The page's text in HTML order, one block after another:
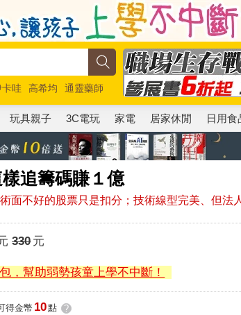
哇 高希均
通靈藥師
玩具親子 3C電玩 家電 居家休閒 日用食
追籌碼賺１億
面不好的股票只是扣分；技術線型完美、但法
330元
，幫助弱勢孩童上學不中斷！
得金幣 10點 ?